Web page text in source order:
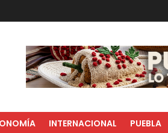
INTERNACIONAL PUEBLA